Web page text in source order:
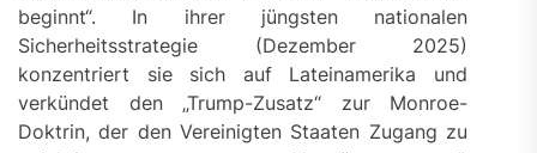
beginnt“. In ihrer jüngsten nationalen
Sicherheitsstrategie (Dezember 2025)
konzentriert sie sich auf Lateinamerika und
verkündet den „Trump-Zusatz“ zur Monroe-
Doktrin, der den Vereinigten Staaten Zugang zu